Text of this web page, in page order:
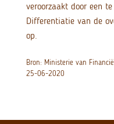
veroorzaakt door een
Differentiatie van de
op.
Bron: Ministerie van
25-06-2020